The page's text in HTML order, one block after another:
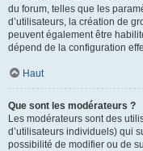
du forum, telles que les
d’utilisateurs, la création de
peuvent également être
dépend de la configuration
Haut
Que sont les modérateurs ?
Les modérateurs sont des
d’utilisateurs individuels) qui
possibilité de modifier ou de